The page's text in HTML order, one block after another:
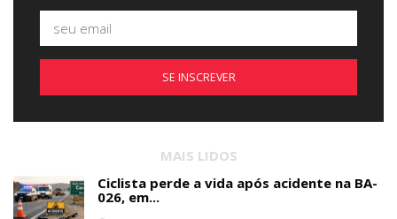
SE INSCREVER
MAIS LIDOS
Ciclista perde a vida após acidente na BA-
026, em...